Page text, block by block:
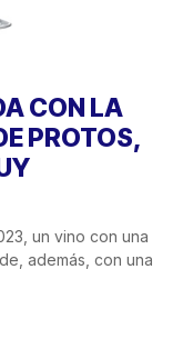
CON LA
PROTOS,
un vino con una
además, con una